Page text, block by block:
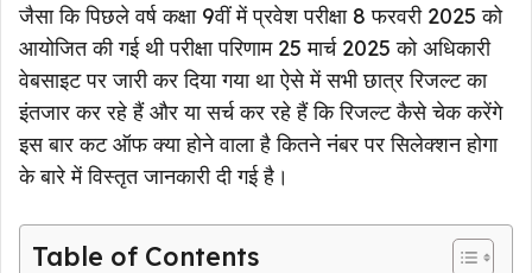
जैसा कि पिछले वर्ष कक्षा 9वीं में प्रवेश परीक्षा 8 फरवरी 2025 को
आयोजित की गई थी परीक्षा परिणाम 25 मार्च 2025 को अधिकारी
वेबसाइट पर जारी कर दिया गया था ऐसे में सभी छात्र रिजल्ट का
इंतजार कर रहे हैं और या सर्च कर रहे हैं कि रिजल्ट कैसे चेक करेंगे
इस बार कट ऑफ क्या होने वाला है कितने नंबर पर सिलेक्शन होगा
के बारे में विस्तृत जानकारी दी गई है।
Table of Contents